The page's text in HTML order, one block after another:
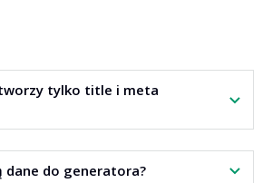
tylko title i meta
się na dwóch meta tagach. Dzięki
komunikat i czytelność.
dane do generatora?